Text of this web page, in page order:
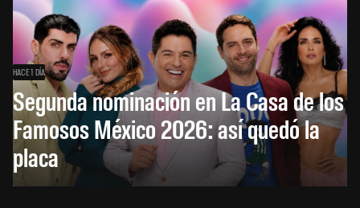
HACE 1 DÍA
Segunda nominación en La Casa de los
Famosos México 2026: así quedó la
placa